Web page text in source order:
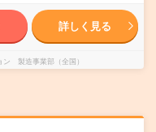
詳しく見る
ン 製造事業部（全国）